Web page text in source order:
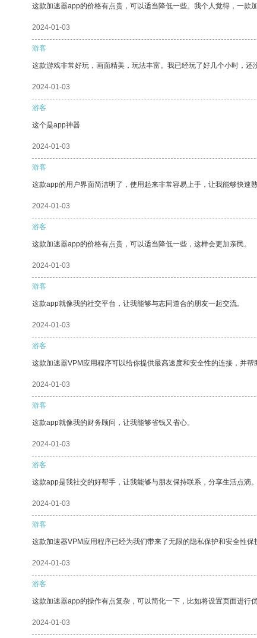
这款加速器app的价格有点贵，可以适当降低一些。我个人觉得，一款
2024-01-03
游客
这款游戏非常好玩，画面精美，玩法丰富。我已经玩了好几个小时，还
2024-01-03
游客
这个是app神器
2024-01-03
游客
这款app的用户界面简洁明了，使用起来非常容易上手，让我能够快速
2024-01-03
游客
这款加速器app的价格有点贵，可以适当降低一些，这样会更加亲民。
2024-01-03
游客
这款app就像我的社交平台，让我能够与志同道合的朋友一起交流。
2024-01-03
游客
这款加速器VPM应用程序可以给你提供最高速度和安全性的连接，并帮
2024-01-03
游客
这款app就像我的财务顾问，让我能够省钱又省心。
2024-01-03
游客
这款app是我社交的好帮手，让我能够与朋友保持联系，分享生活点滴。
2024-01-03
游客
这款加速器VPM应用程序已经为我们带来了无限的隐私保护和安全性保
2024-01-03
游客
这款加速器app的操作有点复杂，可以简化一下，比如将设置页面进行优
2024-01-03